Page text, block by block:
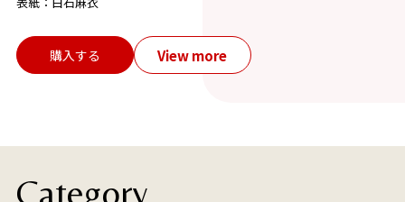
購入する View more
Category